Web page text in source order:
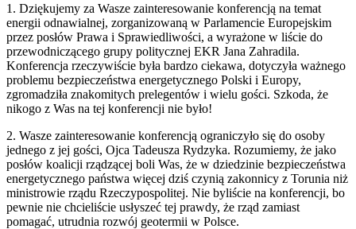
1. Dziękujemy za Wasze zainteresowanie konferencją na temat
energii odnawialnej, zorganizowaną w Parlamencie Europejskim
przez posłów Prawa i Sprawiedliwości, a wyrażone w liście do
przewodniczącego grupy politycznej EKR Jana Zahradila.
Konferencja rzeczywiście była bardzo ciekawa, dotyczyła ważnego
problemu bezpieczeństwa energetycznego Polski i Europy,
zgromadziła znakomitych prelegentów i wielu gości. Szkoda, że
nikogo z Was na tej konferencji nie było!
2. Wasze zainteresowanie konferencją ograniczyło się do osoby
jednego z jej gości, Ojca Tadeusza Rydzyka. Rozumiemy, że jako
posłów koalicji rządzącej boli Was, że w dziedzinie bezpieczeństwa
energetycznego państwa więcej dziś czynią zakonnicy z Torunia niż
ministrowie rządu Rzeczypospolitej. Nie byliście na konferencji, bo
pewnie nie chcieliście usłyszeć tej prawdy, że rząd zamiast
pomagać, utrudnia rozwój geotermii w Polsce.